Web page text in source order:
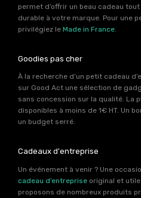
permet d’offrir un beau cadeau
durable à votre marque. Pour une
privilégiez le Made in France.
Goodies pas cher
À la recherche d’un petit cadeau
sur Good Act une sélection de
sans concession sur la qualité. La
disponibles à moins de 1€ HT. Un
un budget serré.
Cadeaux d'entreprise
Un événement à venir ? Une
cadeau d’entreprise original et
proposons de nombreux produits